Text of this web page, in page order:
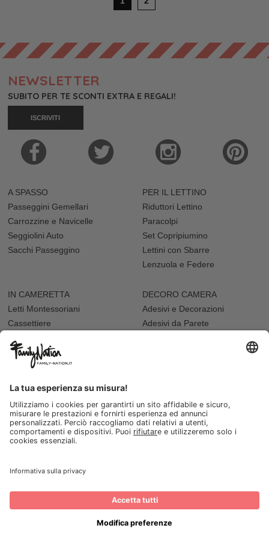
NEWSLETTER
SUBITO PER TE SCONTI EXTRA E REGALI!
ISCRIVITI
A SPASSO
Passeggini Gemellari
Carrozzine e Navicelle
Seggiolini Auto
Sacchi Passeggino
PER IL LETTINO
Riduttori Lettino
Paracolpi
Set Copripiumino
Lettini con Sbarre
Lenzuola e Federe
IN CAMERETTA
Letti Montessoriani
Cassettiere
Mensole
Sdraiette
DECORO CAMERA
Adesivi e Decorazioni
Adesivi da Parete
Biberon
Borracce
Contenitori Cibo
Seggioloni
Accappatoi e Asciugamani
Vaschette Igiene